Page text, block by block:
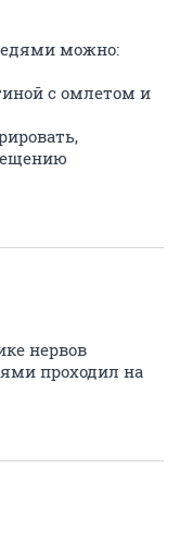
можно:
с омлетом и
нервов
проходил на